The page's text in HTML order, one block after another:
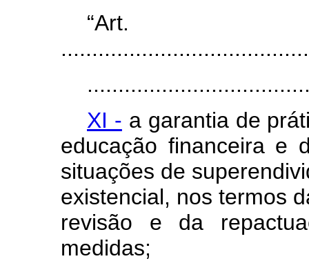
XI - a garantia de
educação financeira e
situações de
existencial, nos termos
revisão e da
medidas;